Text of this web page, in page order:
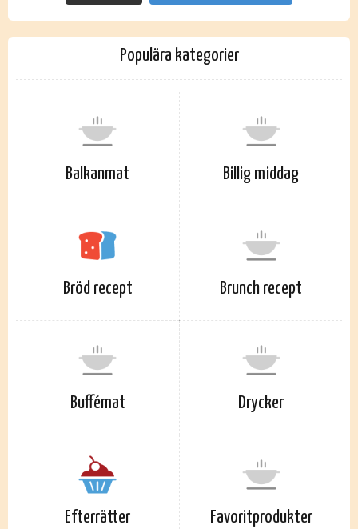
Populära kategorier
Balkanmat Billig middag
Bröd recept Brunch recept
Buffémat Drycker
Efterrätter Favoritprodukter